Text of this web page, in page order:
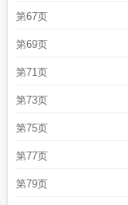
第67页
第69页
第71页
第73页
第75页
第77页
第79页